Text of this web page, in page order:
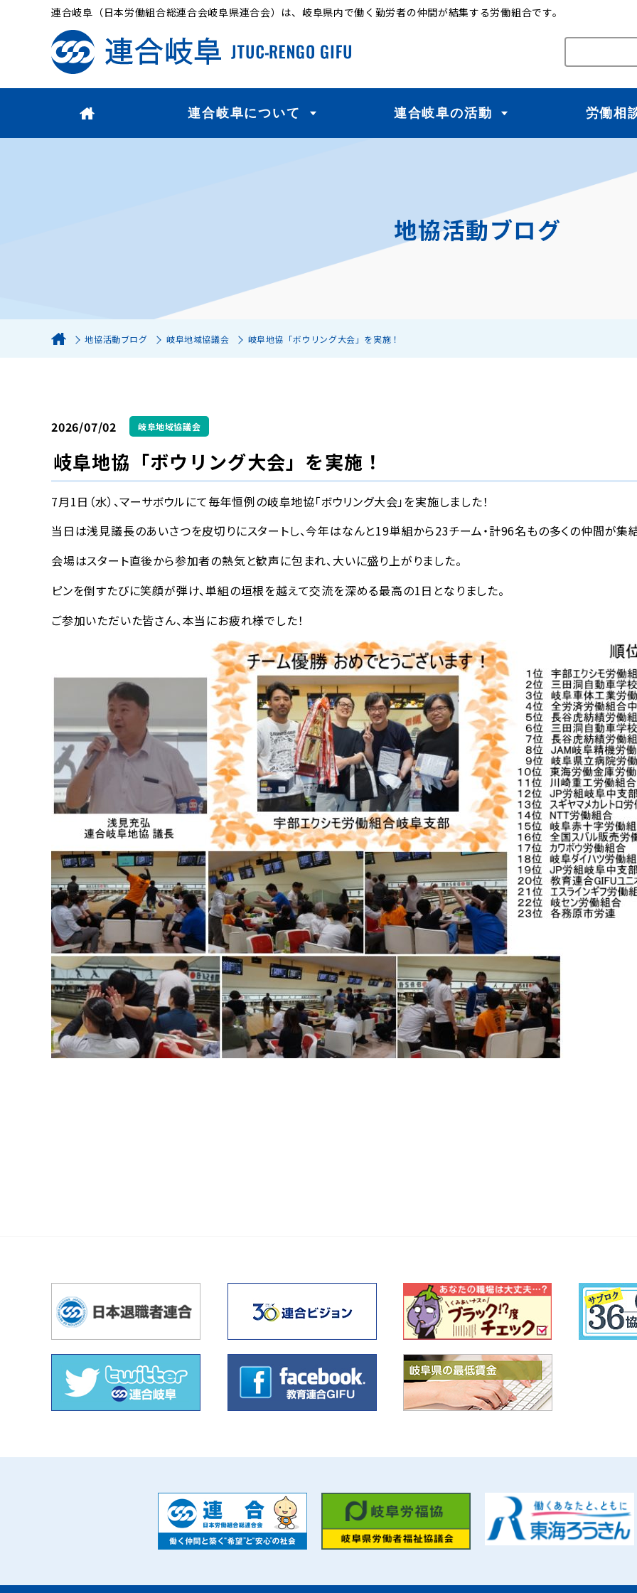
連合岐阜（日本労働組合総連合会岐阜県連合会）は、岐阜県内で働く勤労者の仲間が結集する労働組合です。
連合岐阜について 連合岐阜の活動 労働相
地協活動ブログ
地協活動ブログ 岐阜地域協議会 岐阜地協「ボウリング大会」を実施！
2026/07/02 岐阜地域協議会
岐阜地協「ボウリング大会」を実施！
7月1日（水）、マーサボウルにて毎年恒例の岐阜地協「ボウリング大会」を実施しました！
当日は浅見議長のあいさつを皮切りにスタートし、今年はなんと19単組から23チーム・計96名もの多くの仲間が集
会場はスタート直後から参加者の熱気と歓声に包まれ、大いに盛り上がりました。
ピンを倒すたびに笑顔が弾け、単組の垣根を越えて交流を深める最高の1日となりました。
ご参加いただいた皆さん、本当にお疲れ様でした！